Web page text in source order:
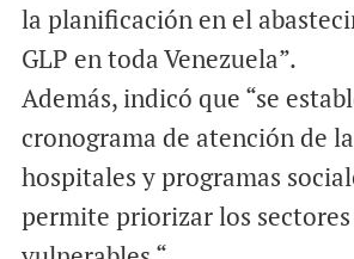
la planificación en el
GLP en toda Venezuela”.
Además, indicó que “se
cronograma de atención de
hospitales y programas
permite priorizar los sectores